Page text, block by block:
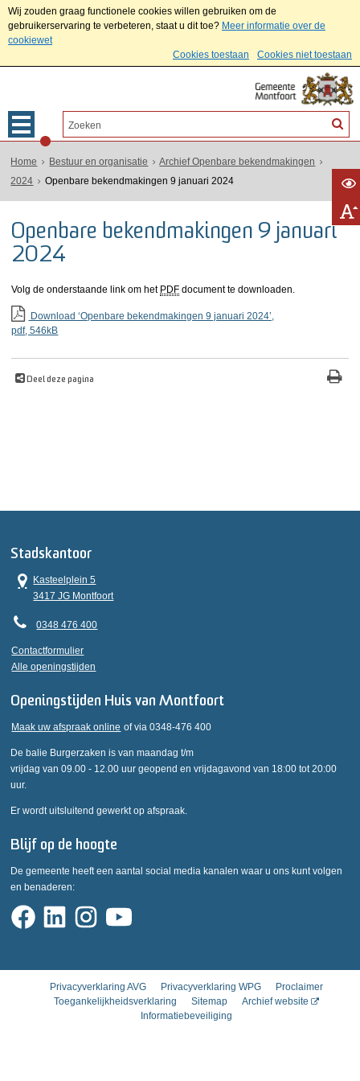
Wij zouden graag functionele cookies willen gebruiken om de
gebruikerservaring te verbeteren, staat u dit toe? Meer informatie over de
cookiewet
Cookies toestaan
Cookies niet toestaan
Home Bestuur en organisatie
Archief Openbare bekendmakingen
2024
Openbare bekendmakingen 9 januari 2024
Openbare bekendmakingen 9 januari
2024
Volg de onderstaande link om het PDF document te downloaden.
Download ‘Openbare bekendmakingen 9 januari 2024’,
pdf, 546kB
Deel deze pagina
Stadskantoor
Kasteelplein 5
3417 JG Montfoort
0348 476 400
Contactformulier
Alle openingstijden
Openingstijden Huis van Montfoort
Maak uw afspraak online of via 0348-476 400
De balie Burgerzaken is van maandag t/m
vrijdag van 09.00 - 12.00 uur geopend en vrijdagavond van 18:00 tot 20:00
uur.
Er wordt uitsluitend gewerkt op afspraak.
Blijf op de hoogte
De gemeente heeft een aantal social media kanalen waar u ons kunt volgen
en benaderen:
Privacyverklaring AVG Privacyverklaring WPG
Proclaimer
Toegankelijkheidsverklaring
Sitemap
Archief website
Informatiebeveiliging